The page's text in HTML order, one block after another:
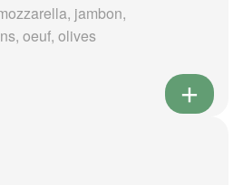
jambon,
oeuf, olives